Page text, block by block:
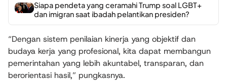
Siapa pendeta yang ceramahi Trump soal LGBT+
dan imigran saat ibadah pelantikan presiden?
“Dengan sistem penilaian kinerja yang objektif dan
budaya kerja yang profesional, kita dapat membangun
pemerintahan yang lebih akuntabel, transparan, dan
berorientasi hasil,” pungkasnya.